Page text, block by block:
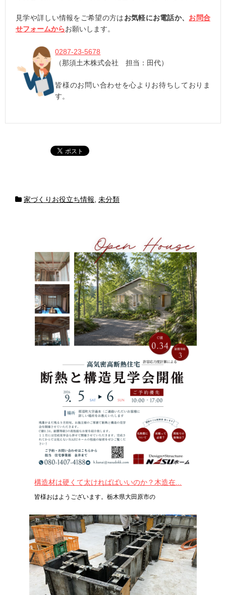
見学や詳しい情報をご希望の方はお気軽にお電話か、 お問合
せフォームからお願いします。
0287-23-5678
（那須土木株式会社 担当：田代）
皆様のお問い合わせを心よりお待ちしておりま
す。
家づくりお役立ち情報, 未分類
構造材は硬くて太ければばいいのか？木造在...
皆様おはようございます。栃木県大田原市の